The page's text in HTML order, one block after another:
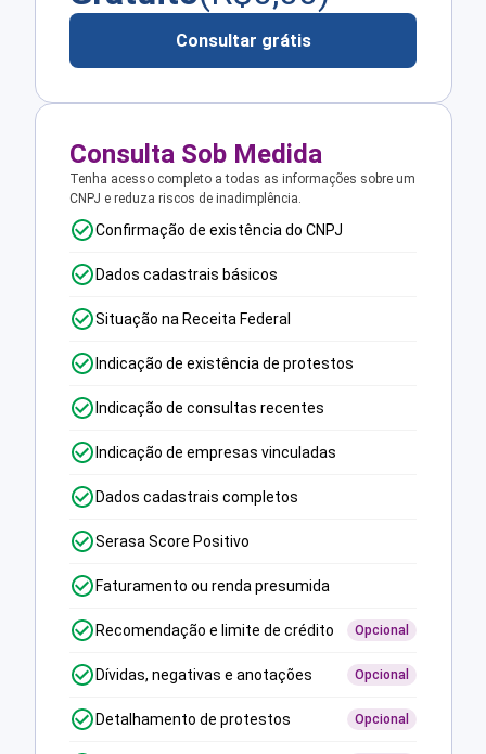
Consultar grátis
Consulta Sob Medida
Tenha acesso completo a todas as informações sobre um
CNPJ e reduza riscos de inadimplência.
Confirmação de existência do CNPJ
Dados cadastrais básicos
Situação na Receita Federal
Indicação de existência de protestos
Indicação de consultas recentes
Indicação de empresas vinculadas
Dados cadastrais completos
Serasa Score Positivo
Faturamento ou renda presumida
Recomendação e limite de crédito Opcional
Dívidas, negativas e anotações Opcional
Detalhamento de protestos Opcional